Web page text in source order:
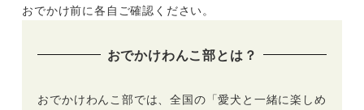
おでかけ前に各自ご確認ください。
おでかけわんこ部とは？
おでかけわんこ部では、全国の「愛犬と一緒に楽しめ